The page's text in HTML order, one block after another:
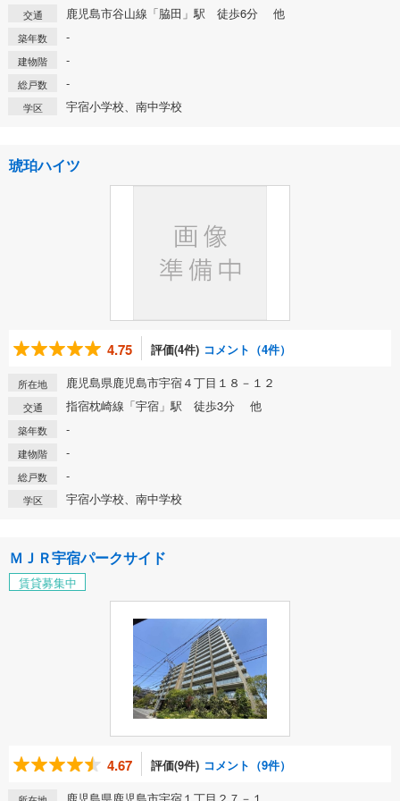
交通 鹿児島市谷山線「脇田」駅 徒歩6分 他
築年数 -
建物階 -
総戸数 -
学区 宇宿小学校、南中学校
琥珀ハイツ
4.75 評価(4件) コメント（4件）
所在地 鹿児島県鹿児島市宇宿４丁目１８－１２
交通 指宿枕崎線「宇宿」駅 徒歩3分 他
築年数 -
建物階 -
総戸数 -
学区 宇宿小学校、南中学校
ＭＪＲ宇宿パークサイド
賃貸募集中
4.67 評価(9件) コメント（9件）
鹿児島県鹿児島市宇宿１丁目２７－１